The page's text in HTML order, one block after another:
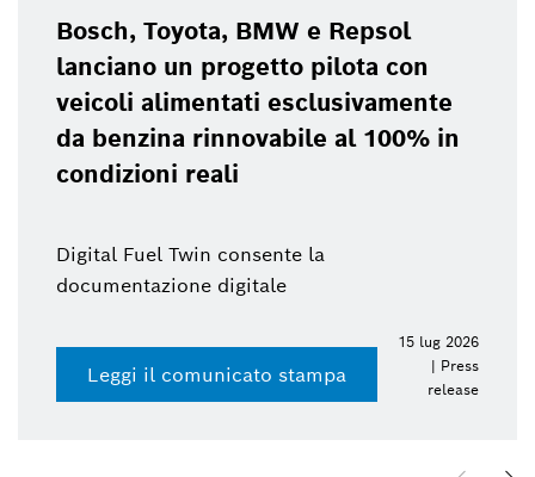
Bosch, Toyota, BMW e Repsol
lanciano un progetto pilota con
veicoli alimentati esclusivamente
da benzina rinnovabile al 100% in
condizioni reali
Digital Fuel Twin consente la
documentazione digitale
Leggi il comunicato stampa
15 lug 2026
| Press
release